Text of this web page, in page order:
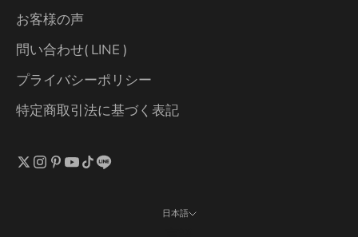
お客様の声
問い合わせ( LINE )
プライバシーポリシー
特定商取引法に基づく表記
日本語